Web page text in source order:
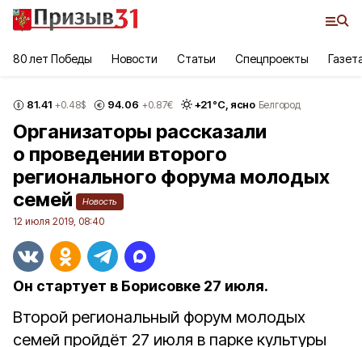
80 лет Победы Новости Статьи Спецпроекты
81.41 +0.48$ 94.06 +0.87€ +21°С, ясно Белгород
Организаторы рассказали
о проведении второго
регионального форума молодых
семей
Новость
12 июля 2019, 08:40
Он стартует в Борисовке 27 июля.
Второй региональный форум молодых
семей пройдёт 27 июля в парке культуры